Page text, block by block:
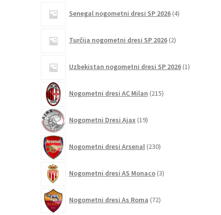
Senegal nogometni dresi SP 2026 4izdelki
Turčija nogometni dresi SP 2026 2izdelka
Uzbekistan nogometni dresi SP 2026 1izdelek
Nogometni dresi AC Milan 215izdelkov
Nogometni Dresi Ajax 19izdelkov
Nogometni dresi Arsenal 230izdelkov
Nogometni dresi AS Monaco 3izdelki
Nogometni dresi As Roma 72izdelkov